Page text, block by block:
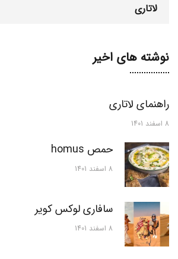
لاتاری
نوشته های اخیر
راهنمای لاتاری
8 اسفند 1401
حمص homus
8 اسفند 1401
سافاری لوکس کویر
8 اسفند 1401